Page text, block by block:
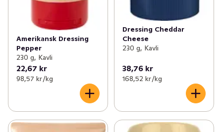
Amerikansk Dressing
Pepper
230 g, Kavli
22,67 kr
98,57 kr /kg
Dressing Cheddar
Cheese
230 g, Kavli
38,76 kr
168,52 kr /kg